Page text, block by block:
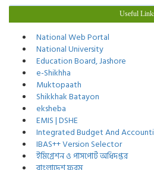
Useful
National Web Portal
National University
Education Board, Jashore
e-Shikhha
Muktopaath
Shikkhak Batayon
eksheba
EMIS | DSHE
Integrated Budget And
IBAS++ Version Selector
ইমিগ্রেশন ও পাসপোর্ট অধিদপ্তর